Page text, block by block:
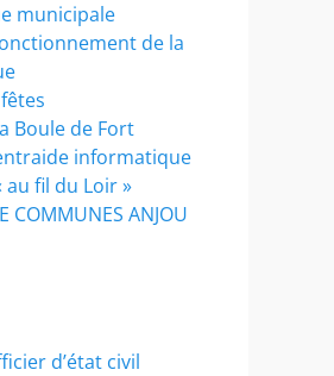
municipale
de la
Boule de Fort
informatique
au fil du Loir »
COMMUNES ANJOU
d’état civil